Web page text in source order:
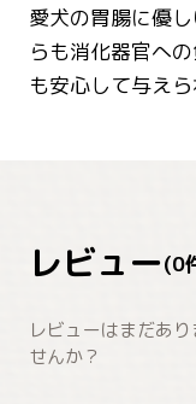
愛犬の胃腸に優
らも消化器官へ
も安心して与えら
レビュー(0
レビューはまだあ
せんか？